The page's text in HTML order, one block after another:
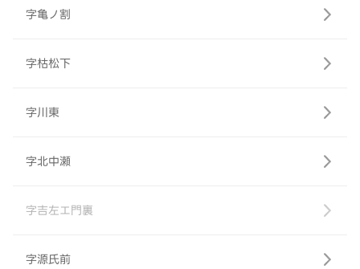
字亀ノ割
字枯松下
字川東
字北中瀬
字吉左エ門裏
字源氏前